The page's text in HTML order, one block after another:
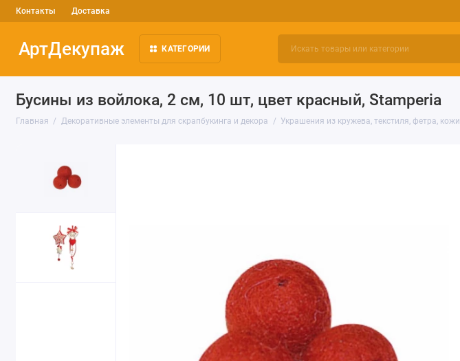
Контакты Доставка
АртДекупаж КАТЕГОРИИ
Бусины из войлока, 2 см, 10 шт, цвет красный, Stamperia
Главная Декоративные элементы для скрапбукинга и декора Украшения из кружева, текстиля, фетра, кожи